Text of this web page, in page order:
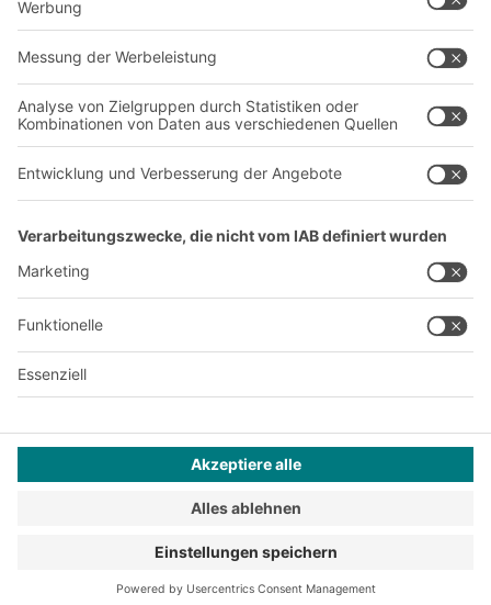
Über uns
Produktionsstandorte
Karriere
BIT O
YOUR LIFE.
+49 (6753) 122-922
Dieses Angebot ist für Industrie, Handwerk, Handel und die
freien Berufe zur Verwendung in der selbstständigen,
beruflichen oder gewerblichen Tätigkeit bestimmt.
Privatsphäre-Einstellungen